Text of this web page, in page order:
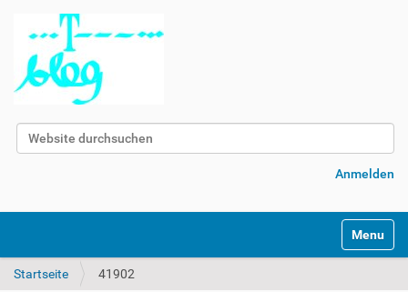
Website durchsuchen
Anmelden
Startseite 41902